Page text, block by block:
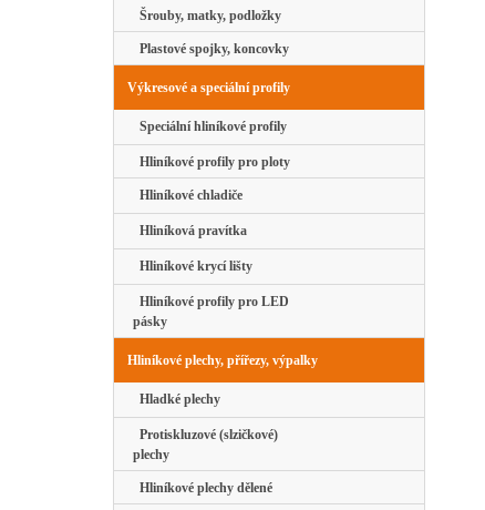
Šrouby, matky, podložky
Plastové spojky, koncovky
Výkresové a speciální profily
Speciální hliníkové profily
Hliníkové profily pro ploty
Hliníkové chladiče
Hliníková pravítka
Hliníkové krycí lišty
Hliníkové profily pro LED
pásky
Hliníkové plechy, přířezy, výpalky
Hladké plechy
Protiskluzové (slzičkové)
plechy
Hliníkové plechy dělené